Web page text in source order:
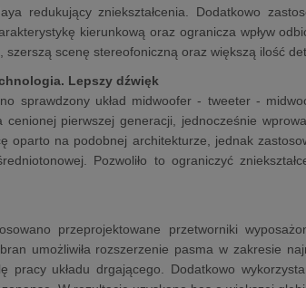
redukujący zniekształcenia. Dodatkowo
kierunkową oraz ogranicza wpływ
scenę stereofoniczną oraz większą ilość
Lepszy dźwięk
sprawdzony układ midwoofer - tweeter -
cenionej pierwszej generacji, jednocześnie
oparto na podobnej architekturze, jednak
Pozwoliło to ograniczyć
przeprojektowane przetworniki
umożliwiła rozszerzenie pasma w zakresie
pracy układu drgającego. Dodatkowo